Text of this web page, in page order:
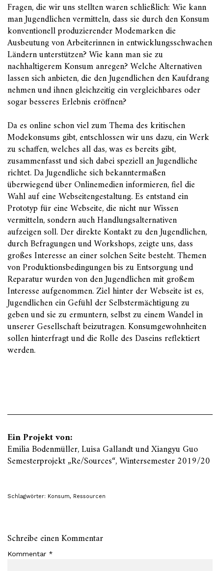
Fragen, die wir uns stellten waren schließlich: Wie kann
man Jugendlichen vermitteln, dass sie durch den Konsum
konventionell produzierender Modemarken die
Ausbeutung von Arbeiterinnen in entwicklungsschwachen
Ländern unterstützen? Wie kann man sie zu
nachhaltigerem Konsum anregen? Welche Alternativen
lassen sich anbieten, die den Jugendlichen den Kaufdrang
nehmen und ihnen gleichzeitig ein vergleichbares oder
sogar besseres Erlebnis eröffnen?
Da es online schon viel zum Thema des kritischen
Modekonsums gibt, entschlossen wir uns dazu, ein Werk
zu schaffen, welches all das, was es bereits gibt,
zusammenfasst und sich dabei speziell an Jugendliche
richtet. Da Jugendliche sich bekanntermaßen
überwiegend über Onlinemedien informieren, fiel die
Wahl auf eine Webseitengestaltung. Es entstand ein
Prototyp für eine Webseite, die nicht nur Wissen
vermitteln, sondern auch Handlungsalternativen
aufzeigen soll. Der direkte Kontakt zu den Jugendlichen,
durch Befragungen und Workshops, zeigte uns, dass
großes Interesse an einer solchen Seite besteht. Themen
von Produktionsbedingungen bis zu Entsorgung und
Reparatur wurden von den Jugendlichen mit großem
Interesse aufgenommen. Ziel hinter der Webseite ist es,
Jugendlichen ein Gefühl der Selbstermächtigung zu
geben und sie zu ermuntern, selbst zu einem Wandel in
unserer Gesellschaft beizutragen. Konsumgewohnheiten
sollen hinterfragt und die Rolle des Daseins reflektiert
werden.
Ein Projekt von:
Emilia Bodenmüller, Luisa Gallandt und Xiangyu Guo
Semesterprojekt „Re/Sources“, Wintersemester 2019/20
Schlagwörter: Konsum, Ressourcen
Schreibe einen Kommentar
Kommentar *